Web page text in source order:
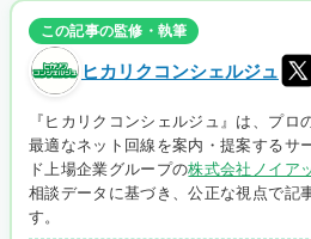
この記事の監修・執筆
ヒカリクコンシェルジュ
『ヒカリクコンシェルジュ』は、プロ
最適なネット回線を案内・提案するサ
ド上場企業グループの株式会社ノイア
相談データに基づき、公正な視点で記
す。